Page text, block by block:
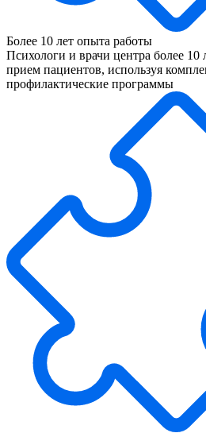
Более 10 лет опыта работы
Психологи и врачи центра более 10
прием пациентов, используя
профилактические программы